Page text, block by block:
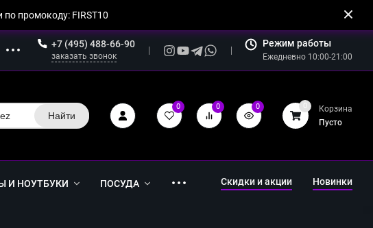
по промокоду: FIRST10
+7 (495) 488-66-90
заказать звонок
Режим работы
Ежедневно 10:00-21:00
Найти
0 0 0 0
Корзина
Пусто
И НОУТБУКИ ПОСУДА Скидки и акции Новинки